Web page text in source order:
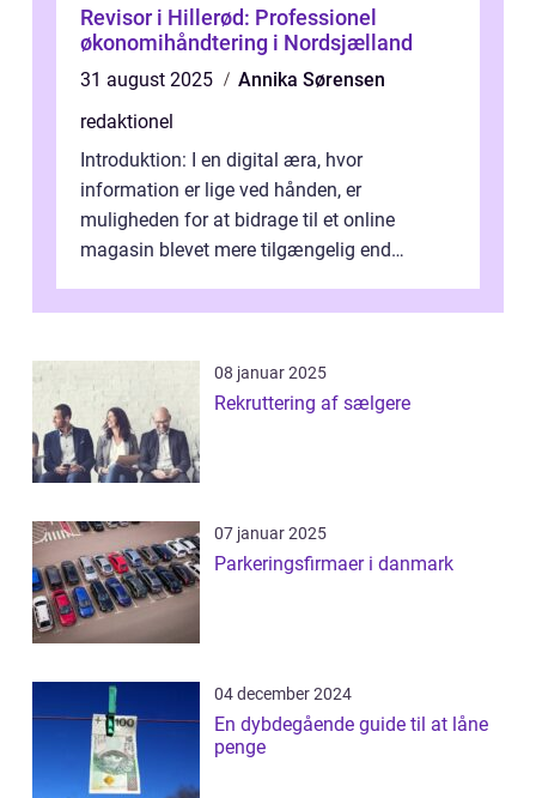
Revisor i Hillerød: Professionel
økonomihåndtering i Nordsjælland
31 august 2025
Annika Sørensen
redaktionel
Introduktion: I en digital æra, hvor
information er lige ved hånden, er
muligheden for at bidrage til et online
magasin blevet mere tilgængelig end
magas...
08 januar 2025
Rekruttering af sælgere
07 januar 2025
Parkeringsfirmaer i danmark
04 december 2024
En dybdegående guide til at låne
penge